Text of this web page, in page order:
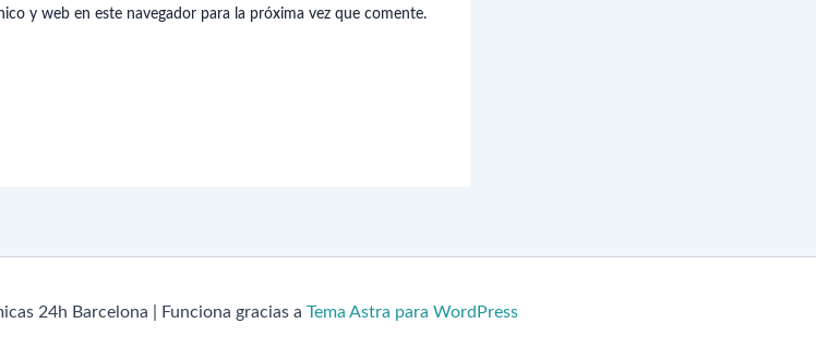
y web en este navegador para la próxima vez que comente.
24h Barcelona | Funciona gracias a Tema Astra para WordPress